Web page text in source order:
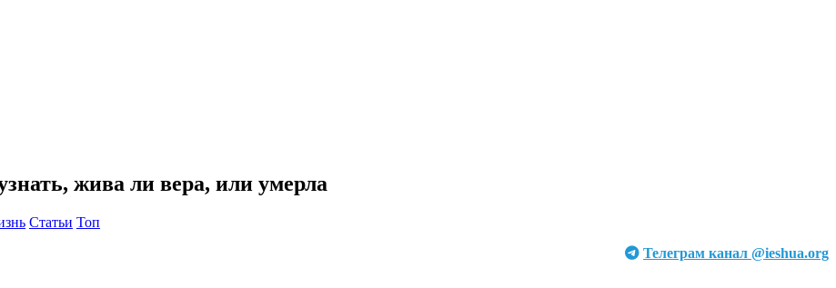
жива ли вера, или умерла
Статьи Топ
Телеграм канал @ieshua.org